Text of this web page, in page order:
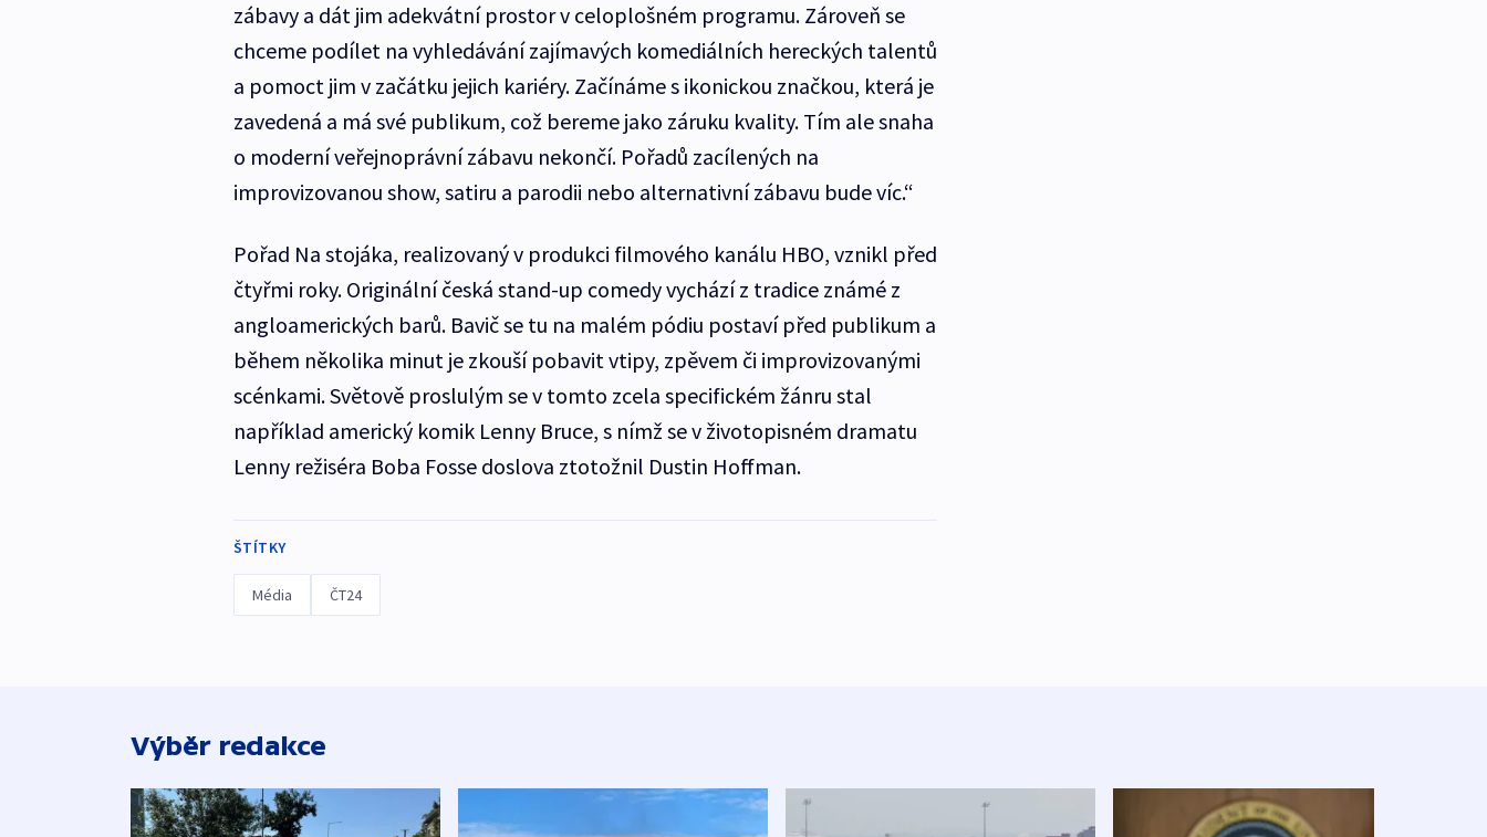
zábavy a dát jim adekvátní prostor v celoplošném programu. Zároveň se
chceme podílet na vyhledávání zajímavých komediálních hereckých talentů
a pomoct jim v začátku jejich kariéry. Začínáme s ikonickou značkou, která je
zavedená a má své publikum, což bereme jako záruku kvality. Tím ale snaha
o moderní veřejnoprávní zábavu nekončí. Pořadů zacílených na
improvizovanou show, satiru a parodii nebo alternativní zábavu bude víc.“
Pořad Na stojáka, realizovaný v produkci filmového kanálu HBO, vznikl před
čtyřmi roky. Originální česká stand-up comedy vychází z tradice známé z
angloamerických barů. Bavič se tu na malém pódiu postaví před publikum a
během několika minut je zkouší pobavit vtipy, zpěvem či improvizovanými
scénkami. Světově proslulým se v tomto zcela specifickém žánru stal
například americký komik Lenny Bruce, s nímž se v životopisném dramatu
Lenny režiséra Boba Fosse doslova ztotožnil Dustin Hoffman.
ŠTÍTKY
Média ČT24
Výběr redakce